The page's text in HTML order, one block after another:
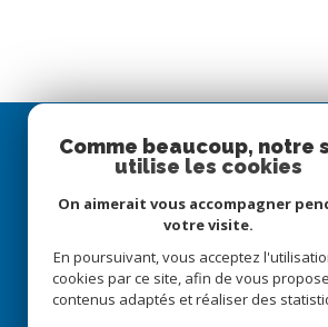
PAC GESTION
05 56 818673
10 RUE GUADET
Comme beaucoup, notre
utilise les cookies
On aimerait vous accompagner
votre visite.
En poursuivant, vous acceptez
cookies par ce site, afin de vous
contenus adaptés et réaliser des